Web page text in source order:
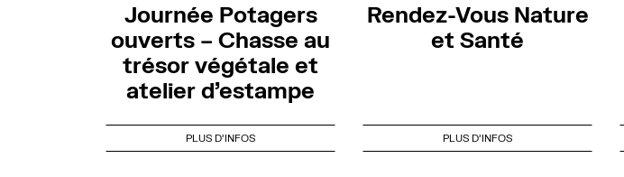
Journée Potagers
ouverts – Chasse au
trésor végétale et
atelier d’estampe
PLUS D'INFOS
Rendez-Vous Nature
et Santé
PLUS D'INFOS